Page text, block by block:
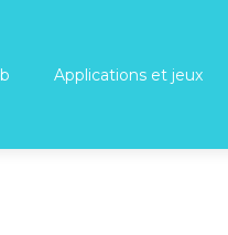
Applications et jeux